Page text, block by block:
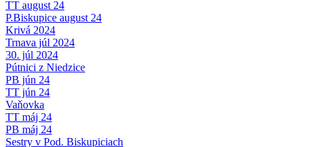
TT august 24
P.Biskupice august 24
Krivá 2024
Trnava júl 2024
30. júl 2024
Pútnici z Niedzice
PB jún 24
TT jún 24
Vaňovka
TT máj 24
PB máj 24
Sestry v Pod. Biskupiciach